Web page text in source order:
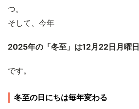
つ。
そして、今年
2025年の「冬至」は12月22日月曜日
です。
冬至の日にちは毎年変わる